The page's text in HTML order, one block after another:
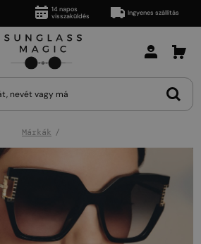
14 napos
visszaküldés
Ingyenes szállítás
Márkák